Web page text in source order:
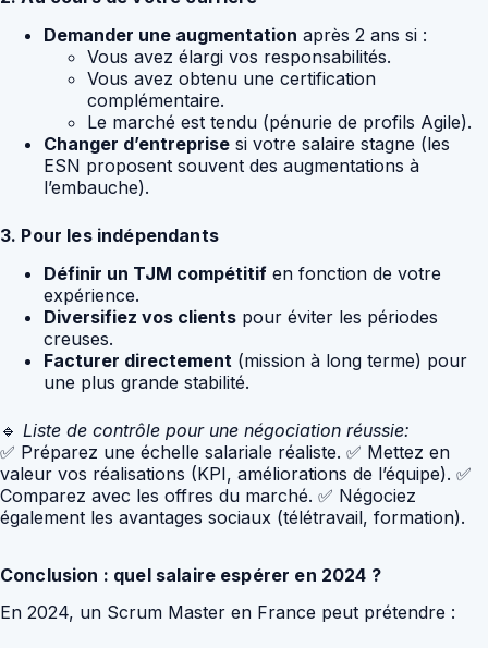
Demander une augmentation après 2 ans si :
Vous avez élargi vos responsabilités.
Vous avez obtenu une certification
complémentaire.
Le marché est tendu (pénurie de profils Agile).
Changer d’entreprise si votre salaire stagne (les
ESN proposent souvent des augmentations à
l’embauche).
3. Pour les indépendants
Définir un TJM compétitif en fonction de votre
expérience.
Diversifiez vos clients pour éviter les périodes
creuses.
Facturer directement (mission à long terme) pour
une plus grande stabilité.
🔹 Liste de contrôle pour une négociation réussie:
✅ Préparez une échelle salariale réaliste. ✅ Mettez en
valeur vos réalisations (KPI, améliorations de l’équipe). ✅
Comparez avec les offres du marché. ✅ Négociez
également les avantages sociaux (télétravail, formation).
Conclusion : quel salaire espérer en 2024 ?
En 2024, un Scrum Master en France peut prétendre :